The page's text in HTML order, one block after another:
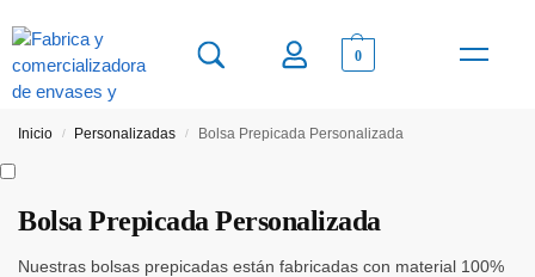
0
Inicio / Personalizadas / Bolsa Prepicada Personalizada
Bolsa Prepicada Personalizada
Nuestras bolsas prepicadas están fabricadas con material 100%